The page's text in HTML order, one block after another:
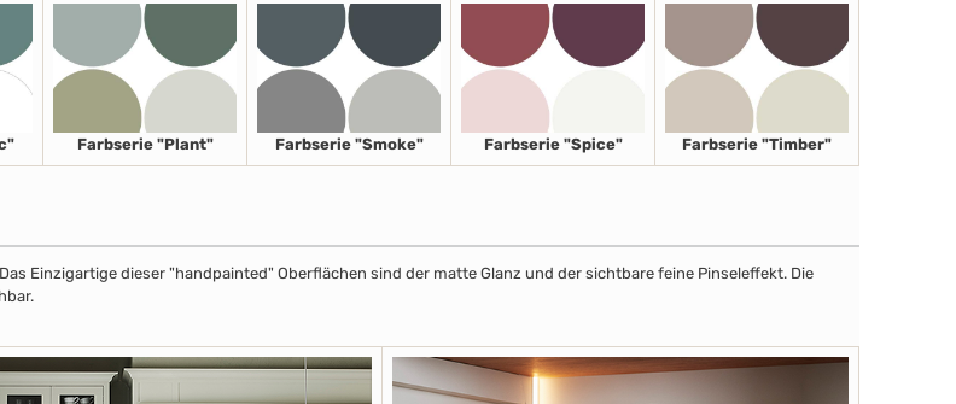
Farbserie "Plant" Farbserie "Smoke" Farbserie "Spice" Farbserie "Timber"
Einzigartige dieser "handpainted" Oberflächen sind der matte Glanz und der sichtbare feine Pinseleffekt. Die